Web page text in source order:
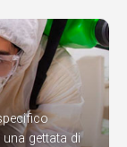
gettata di